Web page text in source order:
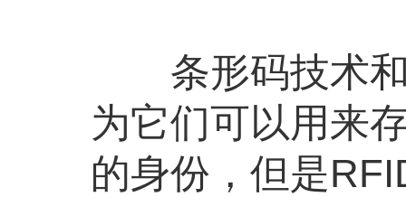
条形码技术和
为它们可以用来
的身份，但是